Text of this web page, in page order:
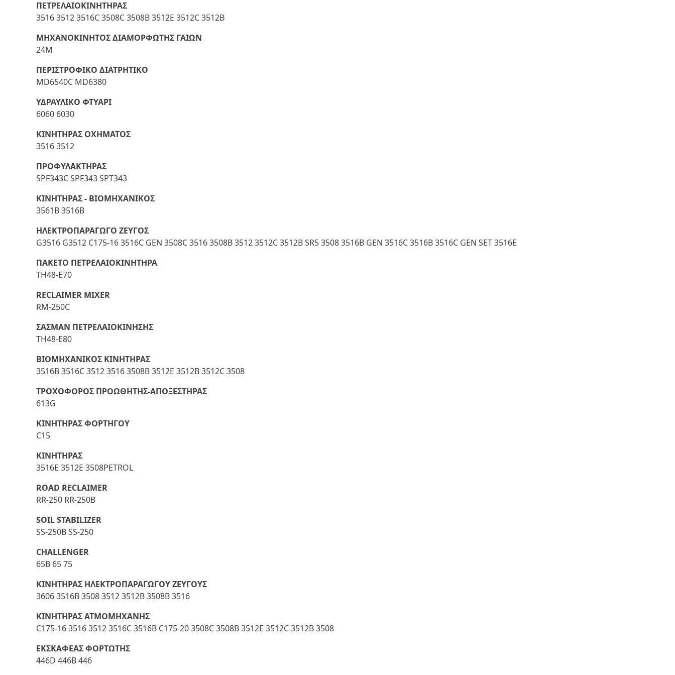
ΠΕΤΡΕΛΑΙΟΚΙΝΗΤΗΡΑΣ
3516 3512 3516C 3508C 3508B 3512E 3512C 3512B
ΜΗΧΑΝΟΚΙΝΗΤΟΣ ΔΙΑΜΟΡΦΩΤΗΣ ΓΑΙΩΝ
24M
ΠΕΡΙΣΤΡΟΦΙΚΟ ΔΙΑΤΡΗΤΙΚΟ
MD6540C MD6380
ΥΔΡΑΥΛΙΚΟ ΦΤΥΑΡΙ
6060 6030
ΚΙΝΗΤΗΡΑΣ ΟΧΗΜΑΤΟΣ
3516 3512
ΠΡΟΦΥΛΑΚΤΗΡΑΣ
SPF343C SPF343 SPT343
ΚΙΝΗΤΗΡΑΣ - ΒΙΟΜΗΧΑΝΙΚΟΣ
3561B 3516B
ΗΛΕΚΤΡΟΠΑΡΑΓΩΓΟ ΖΕΥΓΟΣ
G3516 G3512 C175-16 3516C GEN 3508C 3516 3508B 3512 3512C 3512B SR5 3508 3516B GEN 3516C 3516B 3516C GEN SET 3516E
ΠΑΚΕΤΟ ΠΕΤΡΕΛΑΙΟΚΙΝΗΤΗΡΑ
TH48-E70
RECLAIMER MIXER
RM-250C
ΣΑΣΜΑΝ ΠΕΤΡΕΛΑΙΟΚΙΝΗΣΗΣ
TH48-E80
ΒΙΟΜΗΧΑΝΙΚΟΣ ΚΙΝΗΤΗΡΑΣ
3516B 3516C 3512 3516 3508B 3512E 3512B 3512C 3508
ΤΡΟΧΟΦΟΡΟΣ ΠΡΟΩΘΗΤΗΣ-ΑΠΟΞΕΣΤΗΡΑΣ
613G
ΚΙΝΗΤΗΡΑΣ ΦΟΡΤΗΓΟΥ
C15
ΚΙΝΗΤΗΡΑΣ
3516E 3512E 3508PETROL
ROAD RECLAIMER
RR-250 RR-250B
SOIL STABILIZER
SS-250B SS-250
CHALLENGER
65B 65 75
ΚΙΝΗΤΗΡΑΣ ΗΛΕΚΤΡΟΠΑΡΑΓΩΓΟΥ ΖΕΥΓΟΥΣ
3606 3516B 3508 3512 3512B 3508B 3516
ΚΙΝΗΤΗΡΑΣ ΑΤΜΟΜΗΧΑΝΗΣ
C175-16 3516 3512 3516C 3516B C175-20 3508C 3508B 3512E 3512C 3512B 3508
ΕΚΣΚΑΦΕΑΣ ΦΟΡΤΩΤΗΣ
446D 446B 446